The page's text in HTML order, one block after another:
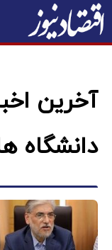
آخرین
دانشگاه